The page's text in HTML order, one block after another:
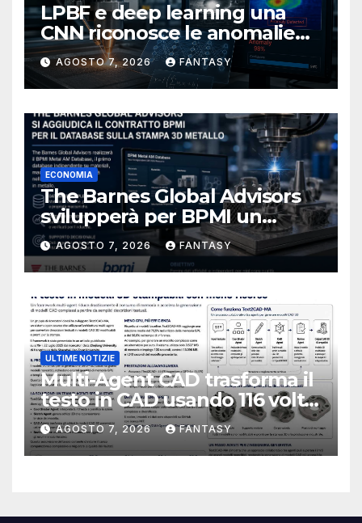
LPBF e deep learning una
CNN riconosce le anomalie
del bagno di fusione
AGOSTO 7, 2026 FANTASY
ECONOMIA
The Barnes Global Advisors
svilupperà per BPMI un
database per la stampa 3D
metallica destinata alla filiera
navale statunitense
AGOSTO 7, 2026 FANTASY
ULTIME NOTIZIE
Multi-Agent CAD trasforma il
testo in CAD usando 116 volte
meno token
AGOSTO 7, 2026 FANTASY